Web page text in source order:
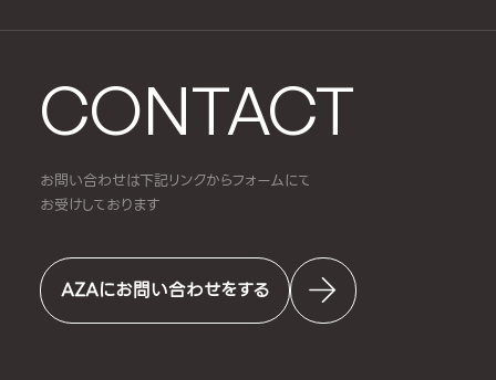
CONTACT
お問い合わせは下記リンクからフォームにて
お受けしております
AZAにお問い合わせをする